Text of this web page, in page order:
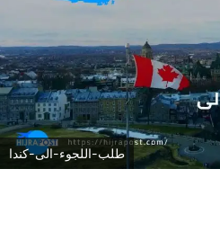
طلب-اللجوء-الى-كندا